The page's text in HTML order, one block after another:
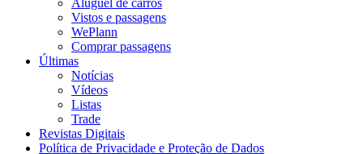
Vistos e passagens
WePlann
Comprar passagens
Últimas
Notícias
Vídeos
Listas
Trade
Revistas Digitais
Política de Privacidade e Proteção de Dados